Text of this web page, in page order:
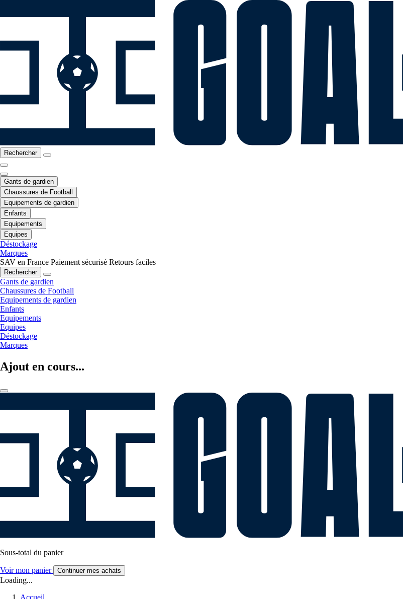
Rechercher
Gants de gardien
Chaussures de Football
Equipements de gardien
Enfants
Equipements
Equipes
Déstockage
Marques
SAV en France Paiement sécurisé Retours faciles
Rechercher
Gants de gardien
Chaussures de Football
Equipements de gardien
Enfants
Equipements
Equipes
Déstockage
Marques
Ajout en cours...
Sous-total du panier
Voir mon panier Continuer mes achats
Loading...